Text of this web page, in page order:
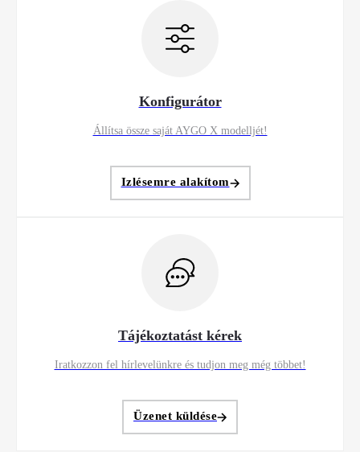
Konfigurátor
Állítsa össze saját AYGO X modelljét!
Izlésemre alakítom
Tájékoztatást kérek
Iratkozzon fel hírlevelünkre és tudjon meg még többet!
Üzenet küldése